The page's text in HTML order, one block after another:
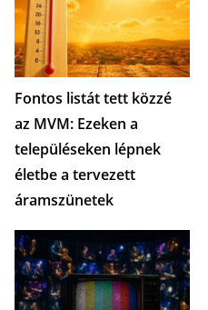
Fontos listát tett közzé
az MVM: Ezeken a
településeken lépnek
életbe a tervezett
áramszünetek